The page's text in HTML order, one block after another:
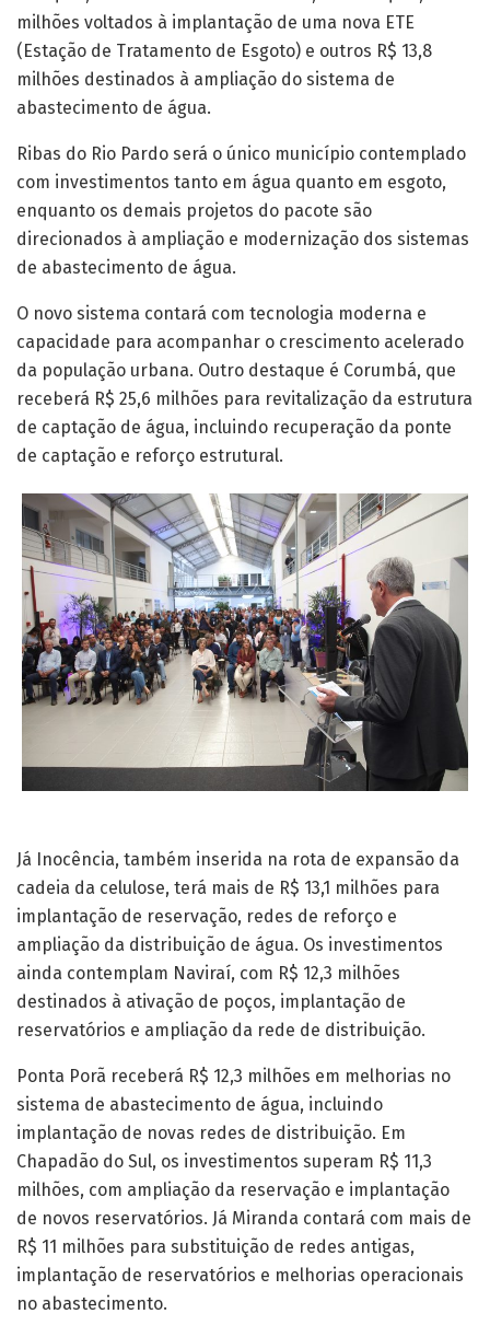
milhões voltados à implantação de uma nova ETE
(Estação de Tratamento de Esgoto) e outros R$ 13,8
milhões destinados à ampliação do sistema de
abastecimento de água.
Ribas do Rio Pardo será o único município contemplado
com investimentos tanto em água quanto em esgoto,
enquanto os demais projetos do pacote são
direcionados à ampliação e modernização dos sistemas
de abastecimento de água.
O novo sistema contará com tecnologia moderna e
capacidade para acompanhar o crescimento acelerado
da população urbana. Outro destaque é Corumbá, que
receberá R$ 25,6 milhões para revitalização da estrutura
de captação de água, incluindo recuperação da ponte
de captação e reforço estrutural.
Já Inocência, também inserida na rota de expansão da
cadeia da celulose, terá mais de R$ 13,1 milhões para
implantação de reservação, redes de reforço e
ampliação da distribuição de água. Os investimentos
ainda contemplam Naviraí, com R$ 12,3 milhões
destinados à ativação de poços, implantação de
reservatórios e ampliação da rede de distribuição.
Ponta Porã receberá R$ 12,3 milhões em melhorias no
sistema de abastecimento de água, incluindo
implantação de novas redes de distribuição. Em
Chapadão do Sul, os investimentos superam R$ 11,3
milhões, com ampliação da reservação e implantação
de novos reservatórios. Já Miranda contará com mais de
R$ 11 milhões para substituição de redes antigas,
implantação de reservatórios e melhorias operacionais
no abastecimento.